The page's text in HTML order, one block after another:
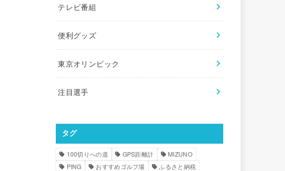
テレビ番組
便利グッズ
東京オリンピック
注目選手
タグ
100切りへの道 GPS距離計
MIZUNO
PING
おすすめゴルフ場
ふるさと納税